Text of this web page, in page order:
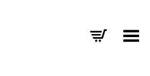
Toggle Menu